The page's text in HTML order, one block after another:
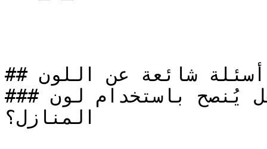
## أسئلة شائعة عن اللون
### هل يُنصح باستخدام لون NCS S 1050-B40G لطلاء
المنازل؟